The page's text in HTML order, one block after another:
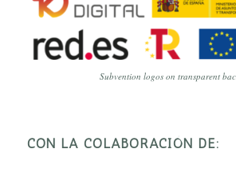
Subvention logos on transparent
CON LA COLABORACIÓN DE: